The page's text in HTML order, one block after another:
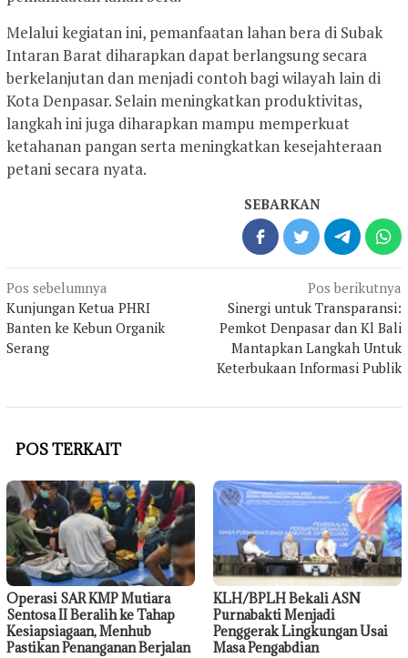
Melalui kegiatan ini, pemanfaatan lahan bera di Subak
Intaran Barat diharapkan dapat berlangsung secara
berkelanjutan dan menjadi contoh bagi wilayah lain di
Kota Denpasar. Selain meningkatkan produktivitas,
langkah ini juga diharapkan mampu memperkuat
ketahanan pangan serta meningkatkan kesejahteraan
petani secara nyata.
SEBARKAN
Navigasi
pos
Pos sebelumnya
Kunjungan Ketua PHRI
Banten ke Kebun Organik
Serang
Pos berikutnya
Sinergi untuk Transparansi:
Pemkot Denpasar dan Kl Bali
Mantapkan Langkah Untuk
Keterbukaan Informasi Publik
POS TERKAIT
Operasi SAR KMP Mutiara
Sentosa II Beralih ke Tahap
Kesiapsiagaan, Menhub
Pastikan Penanganan Berjalan
KLH/BPLH Bekali ASN
Purnabakti Menjadi
Penggerak Lingkungan Usai
Masa Pengabdian